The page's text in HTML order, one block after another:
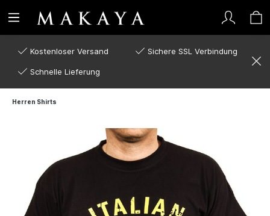
Kostenloser Versand Sichere SSL Verbindung
Schnelle Lieferung
Herren Shirts